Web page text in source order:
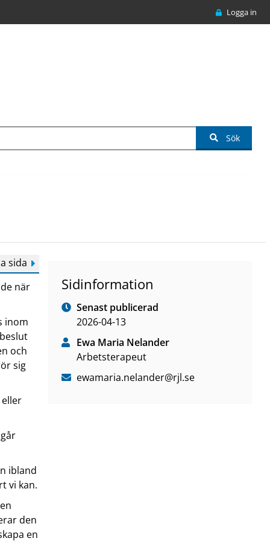
Logga in
Sök
sida
när
inom
och
sig
ibland
vi kan.
den
en
Sidinformation
Senast publicerad
2026-04-13
Ewa Maria Nelander
Arbetsterapeut
ewamaria.nelander@rjl.se